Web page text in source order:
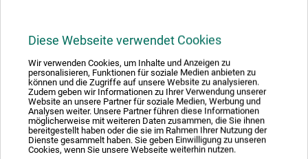
Diese Webseite verwendet Cookies
Wir verwenden Cookies, um Inhalte und Anzeigen zu
personalisieren, Funktionen für soziale Medien anbieten zu
können und die Zugriffe auf unsere Website zu analysieren.
Zudem geben wir Informationen zu Ihrer Verwendung unserer
Website an unsere Partner für soziale Medien, Werbung und
Analysen weiter. Unsere Partner führen diese Informationen
möglicherweise mit weiteren Daten zusammen, die Sie ihnen
bereitgestellt haben oder die sie im Rahmen Ihrer Nutzung der
Dienste gesammelt haben. Sie geben Einwilligung zu unseren
Cookies, wenn Sie unsere Webseite weiterhin nutzen.
zzgl. Versandkosten